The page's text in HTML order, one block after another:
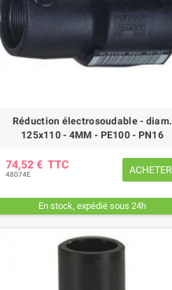
Réduction électrosoudable - diam.
125x110 - 4MM - PE100 - PN16
74,52 € TTC
48074E ACHETER
En stock, expédié sous 24h